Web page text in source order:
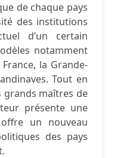
de chaque pays
des institutions
d’un certain
notamment
la Grande-
Tout en
grands maîtres de
présente une
un nouveau
des pays